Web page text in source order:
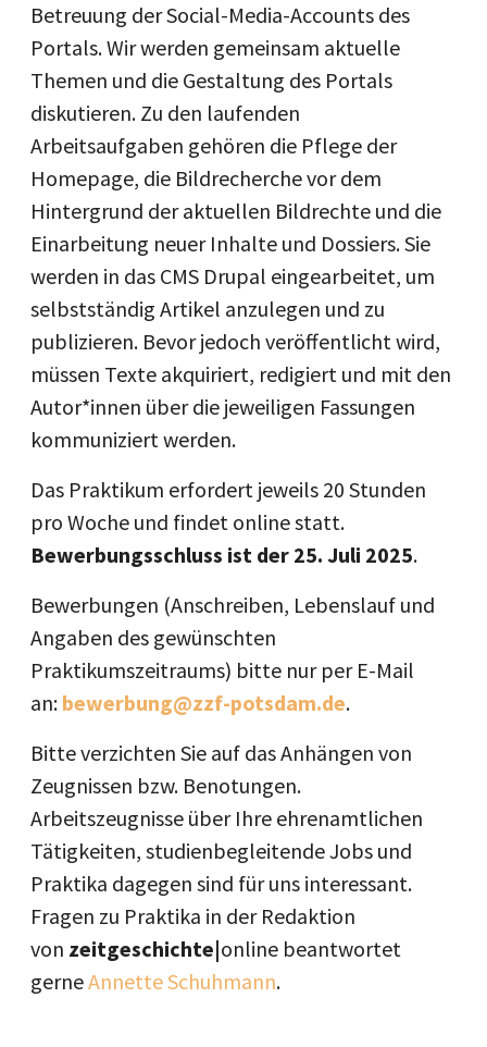
Betreuung der Social-Media-Accounts des
Portals. Wir werden gemeinsam aktuelle
Themen und die Gestaltung des Portals
diskutieren. Zu den laufenden
Arbeitsaufgaben gehören die Pflege der
Homepage, die Bildrecherche vor dem
Hintergrund der aktuellen Bildrechte und die
Einarbeitung neuer Inhalte und Dossiers. Sie
werden in das CMS Drupal eingearbeitet, um
selbstständig Artikel anzulegen und zu
publizieren. Bevor jedoch veröffentlicht wird,
müssen Texte akquiriert, redigiert und mit den
Autor*innen über die jeweiligen Fassungen
kommuniziert werden.
Das Praktikum erfordert jeweils 20 Stunden
pro Woche und findet online statt.
Bewerbungsschluss ist der 25. Juli 2025.
Bewerbungen (Anschreiben, Lebenslauf und
Angaben des gewünschten
Praktikumszeitraums) bitte nur per E-Mail
an: bewerbung@zzf-potsdam.de.
Bitte verzichten Sie auf das Anhängen von
Zeugnissen bzw. Benotungen.
Arbeitszeugnisse über Ihre ehrenamtlichen
Tätigkeiten, studienbegleitende Jobs und
Praktika dagegen sind für uns interessant.
Fragen zu Praktika in der Redaktion
von zeitgeschichte|online beantwortet
gerneAnnette Schuhmann.